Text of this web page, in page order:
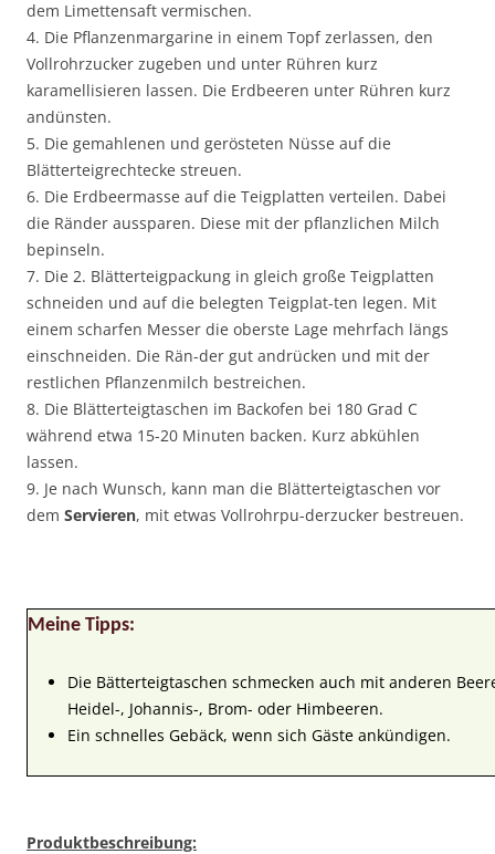
dem Limettensaft vermischen.
4. Die Pflanzenmargarine in einem Topf zerlassen, den
Vollrohrzucker zugeben und unter Rühren kurz
karamellisieren lassen. Die Erdbeeren unter Rühren kurz
andünsten.
5. Die gemahlenen und gerösteten Nüsse auf die
Blätterteigrechtecke streuen.
6. Die Erdbeermasse auf die Teigplatten verteilen. Dabei
die Ränder aussparen. Diese mit der pflanzlichen Milch
bepinseln.
7. Die 2. Blätterteigpackung in gleich große Teigplatten
schneiden und auf die belegten Teigplat-ten legen. Mit
einem scharfen Messer die oberste Lage mehrfach längs
einschneiden. Die Rän-der gut andrücken und mit der
restlichen Pflanzenmilch bestreichen.
8. Die Blätterteigtaschen im Backofen bei 180 Grad C
während etwa 15-20 Minuten backen. Kurz abkühlen
lassen.
9. Je nach Wunsch, kann man die Blätterteigtaschen vor
dem Servieren, mit etwas Vollrohrpu-derzucker bestreuen.
Meine Tipps:
Die Bätterteigtaschen schmecken auch mit anderen
Heidel-, Johannis-, Brom- oder Himbeeren.
Ein schnelles Gebäck, wenn sich Gäste ankündigen.
Produktbeschreibung: